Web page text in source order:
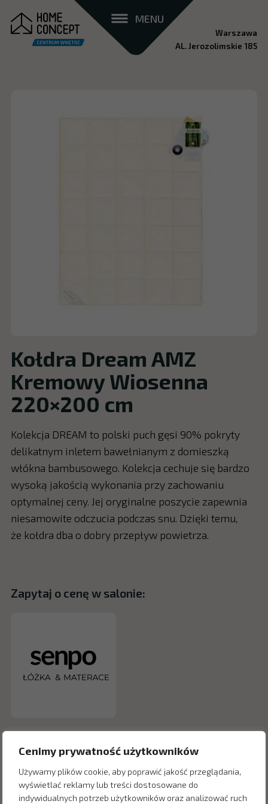
Cenimy prywatność użytkowników
Używamy plików cookie, aby poprawić jakość przeglądania,
wyświetlać reklamy lub treści dostosowane do
indywidualnych potrzeb użytkowników oraz analizować ruch
MENU
Warszawa
AL. Jerozolimskie 185
Kołdra Dream AMZ
Kremowy Wiosenna
220×200 cm
Kolekcja DREAM to polski puch gęsi 90% pokryty
delikatnym inletem bawełnianym z domieszką
włókna bambusowego. Kolekcja cechuje się bardzo
wysoką jakością wykonania przy zachowaniu
optymalnej ceny. Jej oryginalne poszycie zapewnia
niesamowite odczucia podczas snu. Dzięki temu,
że kołdra dba o dobry przepływ powietrza.
Zapytaj o cenę w salonie: